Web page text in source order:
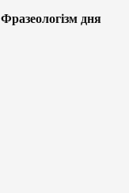
Фразеологізм дня